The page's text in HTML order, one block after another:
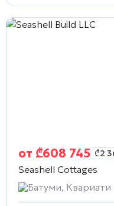
от ₾608 745 ₾2
Seashell Cottages
Батуми, Квариати